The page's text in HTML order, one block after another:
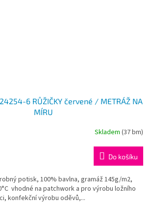
6 RŮŽIČKY červené / METRÁŽ NA
MÍRU
Skladem (37 bm)
Do košíku
potisk, 100% bavlna, gramáž 145g/m2,
vhodné na patchwork a pro výrobu ložního
konfekční výrobu oděvů,...